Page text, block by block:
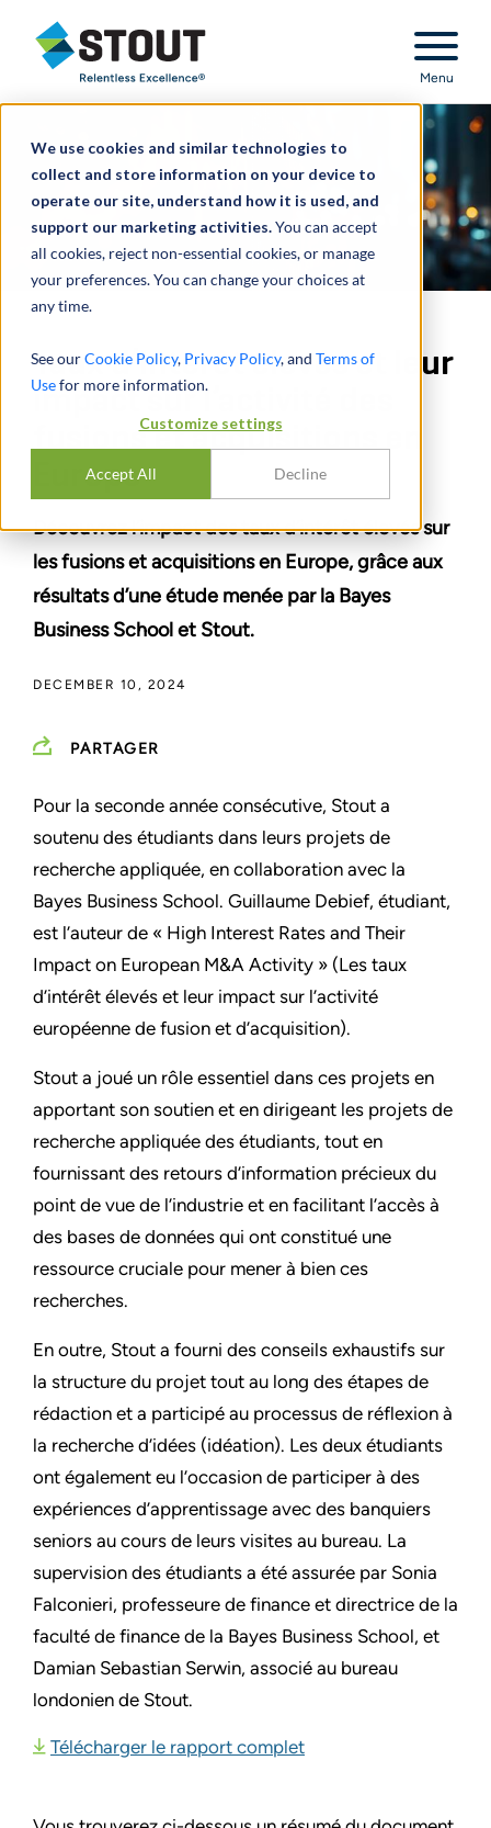
We use cookies and similar technologies to
collect and store information on your device to
operate our site, understand how it is used, and
support our marketing activities.You can accept
all cookies, reject non-essential cookies, or manage
your preferences. You can change your choices at
any time.
See ourCookie Policy, Privacy Policy, and Terms of
Usefor more information.
Customize settings
Accept All Decline
Stout Relentless Excellence
Menu
Taux d’intérêt élevés et leur
impact sur l’activité des
fusions et acquisitions en
Europe
Découvrez l’impact des taux d’intérêt élevés sur
les fusions et acquisitions en Europe, grâce aux
résultats d’une étude menée par la Bayes
Business School et Stout.
DECEMBER 10, 2024
PARTAGER
Pour la seconde année consécutive, Stout a
soutenu des étudiants dans leurs projets de
recherche appliquée, en collaboration avec la
Bayes Business School. Guillaume Debief, étudiant,
est l’auteur de « High Interest Rates and Their
Impact on European M&A Activity » (Les taux
d’intérêt élevés et leur impact sur l’activité
européenne de fusion et d’acquisition).
Stout a joué un rôle essentiel dans ces projets en
apportant son soutien et en dirigeant les projets de
recherche appliquée des étudiants, tout en
fournissant des retours d’information précieux du
point de vue de l’industrie et en facilitant l’accès à
des bases de données qui ont constitué une
ressource cruciale pour mener à bien ces
recherches.
En outre, Stout a fourni des conseils exhaustifs sur
la structure du projet tout au long des étapes de
rédaction et a participé au processus de réflexion à
la recherche d’idées (idéation). Les deux étudiants
ont également eu l’occasion de participer à des
expériences d’apprentissage avec des banquiers
seniors au cours de leurs visites au bureau. La
supervision des étudiants a été assurée par Sonia
Falconieri, professeure de finance et directrice de la
faculté de finance de la Bayes Business School, et
Damian Sebastian Serwin, associé au bureau
londonien de Stout.
Télécharger le rapport complet